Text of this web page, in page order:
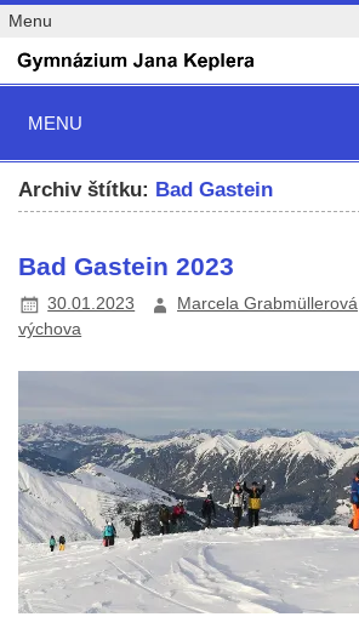
Menu
MENU
Archiv štítku: Bad Gastein
Bad Gastein 2023
30.01.2023 Marcela Grabmüllerová
výchova